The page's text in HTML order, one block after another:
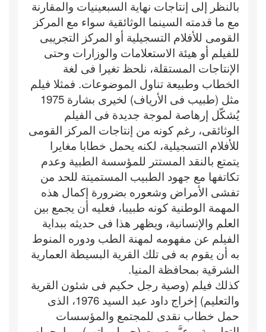
بالنظر إلى إنتاجات نهاية السبعينيات والمقارنة
مع ما قدمته السينما الوثائقية سواء مع المركز
القومى للأفلام التسجيلية أو المركز التجريبى
للفيلم أو هيئة الاستعلامات والوزارات وحتى
الإنتاجات المستقلة، نلحظ تغيرا فى لغة
الخطاب وطبيعة تناول الموضوعات. فمثلا فيلم
مثل (طبيب فى الأرياف) لخيرى بشارة 1975
يُشكّل إرهاصة لموجة جديدة فى الفيلم
الوثائقى، رغم كونه من إنتاجات المركز القومى
للأفلام التسجيلية، لكنه يحمل خطابا مغايرا
يتمتع بالنقد المستتر للمؤسسة الطبية وعدم
تكاتفها مع جهود الطبيب المستميتة للحد من
تفشى الأمراض وشعوره بضرورة إكمال هذه
المهمة الوطنية كونه طبيبا، فعليه أن يجمع بين
العلم والإنسانية، ويظهر هذا فى حديثه ببداية
الفيلم عن مفهومه لمهنة الطب ودوره المنوط
به أن يقوم به فى تلك القرية البسيطة العمارية
الشرقية بمحافظة المنيا.
كذلك فيلم (وصية رجل حكيم فى شئون القرية
والتعليم) إخراج داود عبد السيد 1976، الذى
حمل خطاب نقدى للمجتمع والمؤسسات